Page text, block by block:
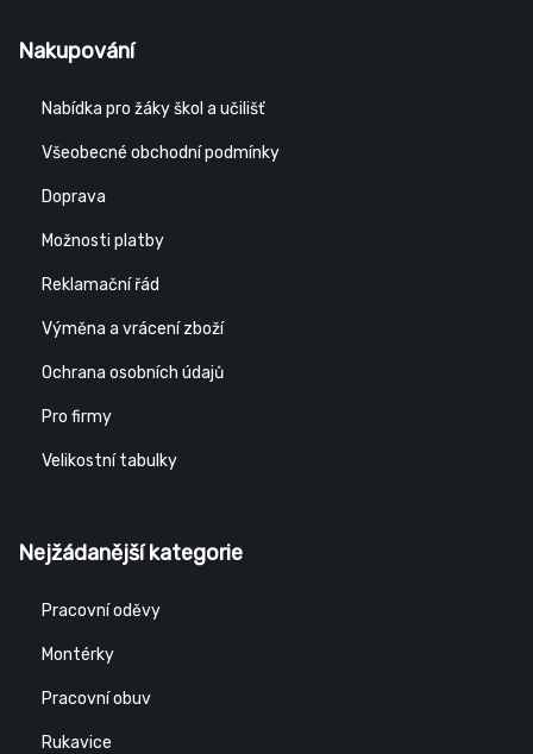
Nakupování
Nabídka pro žáky škol a učilišť
Všeobecné obchodní podmínky
Doprava
Možnosti platby
Reklamační řád
Výměna a vrácení zboží
Ochrana osobních údajů
Pro firmy
Velikostní tabulky
Nejžádanější kategorie
Pracovní oděvy
Montérky
Pracovní obuv
Rukavice